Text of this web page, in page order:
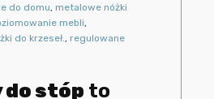
do domu, metalowe nóżki
mebli,
do krzeseł., regulowane
do stóp to